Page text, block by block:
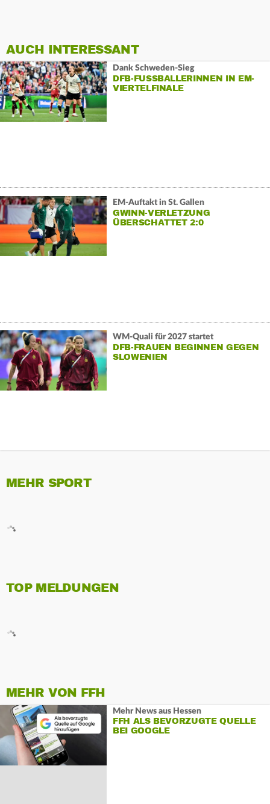
AUCH INTERESSANT
Dank Schweden-Sieg
DFB-FUSSBALLERINNEN IN EM-V
IERTELFINALE
EM-Auftakt in St. Gallen
GWINN-VERLETZUNG
ÜBERSCHATTET 2:0
WM-Quali für 2027 startet
DFB-FRAUEN BEGINNEN GEGEN
SLOWENIEN
MEHR SPORT
TOP MELDUNGEN
MEHR VON FFH
Mehr News aus Hessen
FFH ALS BEVORZUGTE QUELLE
BEI GOOGLE